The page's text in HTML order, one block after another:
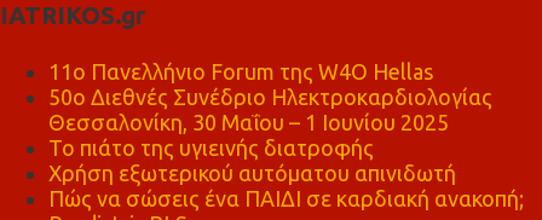
IATRIKOS.gr
11ο Πανελλήνιο Forum της W4O Hellas
50ο Διεθνές Συνέδριο Ηλεκτροκαρδιολογίας
Θεσσαλονίκη, 30 Μαΐου – 1 Ιουνίου 2025
Το πιάτο της υγιεινής διατροφής
Χρήση εξωτερικού αυτόματου απινιδωτή
Πώς να σώσεις ένα ΠΑΙΔΙ σε καρδιακή ανακοπή;